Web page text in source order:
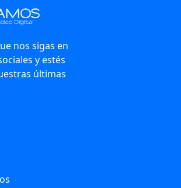
nos sigas en
y estés
últimas